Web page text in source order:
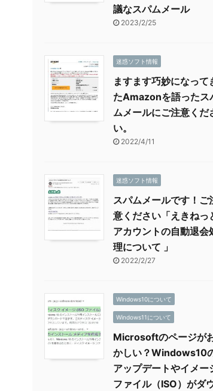
議なスパムメール
2023/2/25
迷惑ソフト情報
ますます巧妙になって
たAmazonを語ったス
ムメールにご注意くだ
い。
2022/4/11
迷惑ソフト情報
スパムメールです！ご
意ください「えきねっ
アカウントの自動退会
理について 」
2022/2/27
Windows10について
Windows11について
Microsoftのページが
かしい？Windows10
アップデートやイメー
ファイル（ISO）がダ